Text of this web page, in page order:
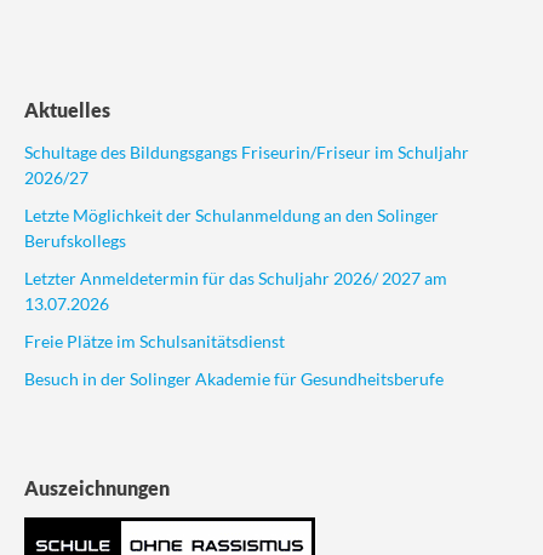
Aktuelles
Schultage des Bildungsgangs Friseurin/Friseur im Schuljahr
2026/27
Letzte Möglichkeit der Schulanmeldung an den Solinger
Berufskollegs
Letzter Anmeldetermin für das Schuljahr 2026/ 2027 am
13.07.2026
Freie Plätze im Schulsanitätsdienst
Besuch in der Solinger Akademie für Gesundheitsberufe
Auszeichnungen